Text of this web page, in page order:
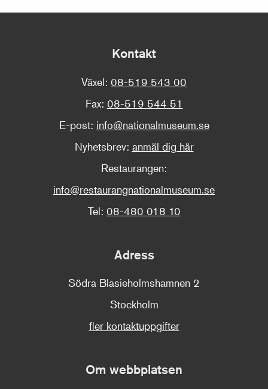
Kontakt
Växel: 08-519 543 00
Fax: 08-519 544 51
E-post: info@nationalmuseum.se
Nyhetsbrev: anmäl dig här
Restaurangen:
info@restaurangnationalmuseum.se
Tel: 08-480 018 10
Adress
Södra Blasieholmshamnen 2
Stockholm
fler kontaktuppgifter
Om webbplatsen